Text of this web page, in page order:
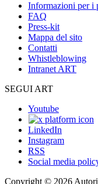
Informazioni per i
FAQ
Press-kit
Mappa del sito
Contatti
Whistleblowing
Intranet ART
SEGUI ART
Youtube
LinkedIn
Instagram
RSS
Social media
Copyright © 2026